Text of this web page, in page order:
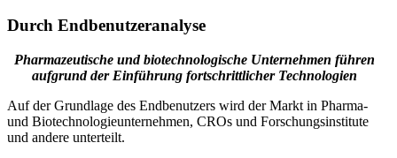
Durch Endbenutzeranalyse
Pharmazeutische und biotechnologische Unternehmen führen
aufgrund der Einführung fortschrittlicher Technologien
Auf der Grundlage des Endbenutzers wird der Markt in Pharma-
und Biotechnologieunternehmen, CROs und Forschungsinstitute
und andere unterteilt.